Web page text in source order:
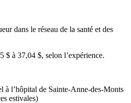
dans le réseau de la santé et des
$ à 37,04 $, selon l’expérience.
à l’hôpital de Sainte-Anne-des-Monts
estivales)